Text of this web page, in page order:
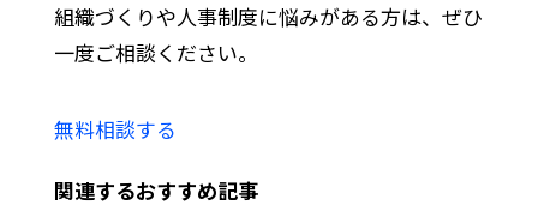
組織づくりや人事制度に悩みがある方は、ぜひ
一度ご相談ください。
無料相談する
関連するおすすめ記事